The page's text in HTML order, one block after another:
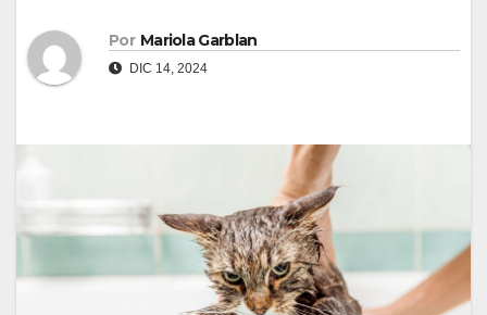
Por Mariola Garblan
DIC 14, 2024